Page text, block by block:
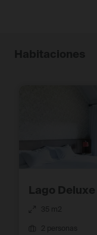
Lago Deluxe
35 m2
2 personas